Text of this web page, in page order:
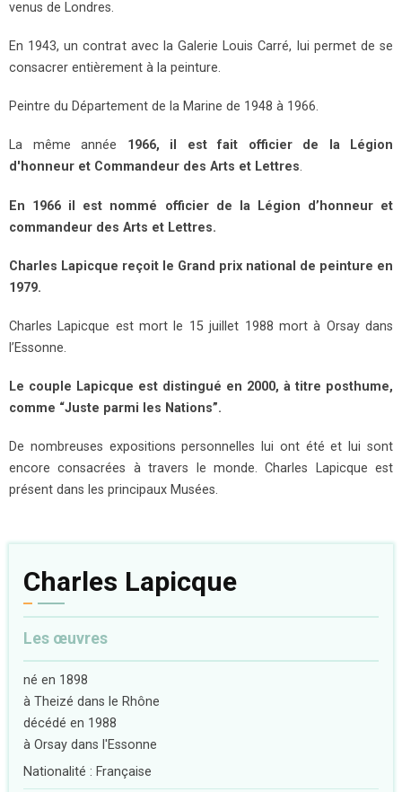
venus de Londres.
En 1943, un contrat avec la Galerie Louis Carré, lui permet de se
consacrer entièrement à la peinture.
Peintre du Département de la Marine de 1948 à 1966.
La même année 1966, il est fait officier de la Légion
d'honneur et Commandeur des Arts et Lettres.
En 1966 il est nommé officier de la Légion d’honneur et
commandeur des Arts et Lettres.
Charles Lapicque reçoit le Grand prix national de peinture en
1979.
Charles Lapicque est mort le 15 juillet 1988 mort à Orsay dans
l’Essonne.
Le couple Lapicque est distingué en 2000, à titre posthume,
comme “Juste parmi les Nations”.
De nombreuses expositions personnelles lui ont été et lui sont
encore consacrées à travers le monde. Charles Lapicque est
présent dans les principaux Musées.
Charles Lapicque
Les œuvres
né en 1898
à Theizé dans le Rhône
décédé en 1988
à Orsay dans l'Essonne
Nationalité : Française